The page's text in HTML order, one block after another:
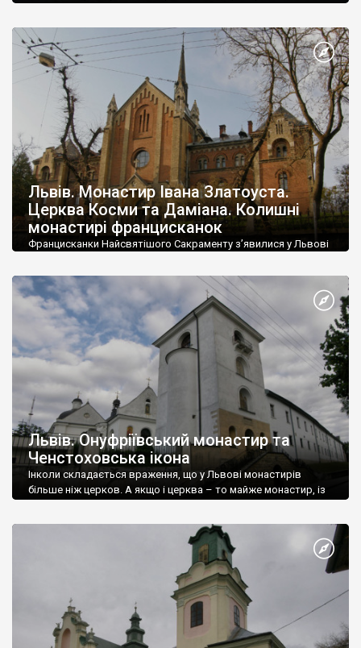
Львів. Монастир Івана Златоуста.
Церква Косми та Даміана. Колишні
монастирі францисканок
Францисканки Найсвятішого Сакраменту з’явилися у Львові
Львів. Онуфріївський монастир та
Ченстоховська ікона
Інколи складається враження, що у Львові монастирів
більше ніж церков. А якщо і церква – то майже монастир, із